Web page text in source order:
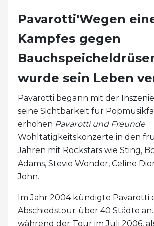
Pavarotti'Wegen
Kampfes gegen
wurde sein Leben
Pavarotti begann mit der
seine Sichtbarkeit für
erhöhen Pavarotti und Freunde
Wohltätigkeitskonzerte in den
Jahren mit Rockstars wie Sting,
Adams, Stevie Wonder, Celine
John.
Im Jahr 2004 kündigte Pavarotti
Abschiedstour über 40 Städte an.
während der Tour im Juli 2006,